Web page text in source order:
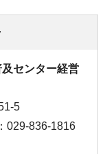
センター経営
5
029-836-1816